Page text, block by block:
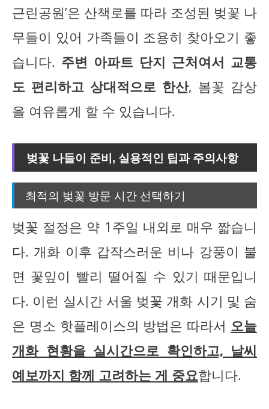
근린공원’은 산책로를 따라 조성된 벚꽃 나
무들이 있어 가족들이 조용히 찾아오기 좋
습니다. 주변 아파트 단지 근처여서 교통
도 편리하고 상대적으로 한산, 봄꽃 감상
을 여유롭게 할 수 있습니다.
벚꽃 나들이 준비, 실용적인 팁과 주의사항
최적의 벚꽃 방문 시간 선택하기
벚꽃 절정은 약 1주일 내외로 매우 짧습니
다. 개화 이후 갑작스러운 비나 강풍이 불
면 꽃잎이 빨리 떨어질 수 있기 때문입니
다. 이런 실시간 서울 벚꽃 개화 시기 및 숨
은 명소 핫플레이스의 방법은 따라서 오늘
개화 현황을 실시간으로 확인하고, 날씨
예보까지 함께 고려하는 게 중요합니다.